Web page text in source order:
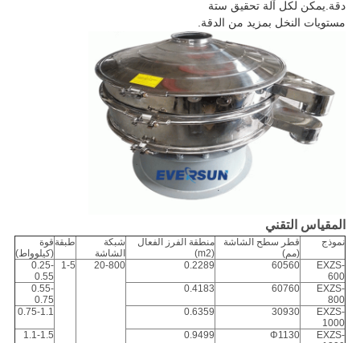
دقة.يمكن لكل آلة تحقيق ستة
مستويات النخل بمزيد من الدقة.
المقياس التقني
نموذج
قطر سطح الشاشة
(مم)
منطقة الفرز الفعال
(m2)
شبكة
الشاشة
طبقة قوة
(كيلوواط)
EXZS-
600
60560
0.2289
20-800
1-5
0.25-
0.55
EXZS-
800
60760
0.4183
0.55-
0.75
EXZS-
1000
30930
0.6359
0.75-1.1
EXZS-
Φ1130
0.9499
1.1-1.5